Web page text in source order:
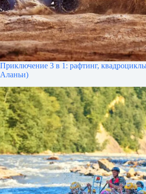
Приключение 3 в 1: рафтинг,
Аланьи)